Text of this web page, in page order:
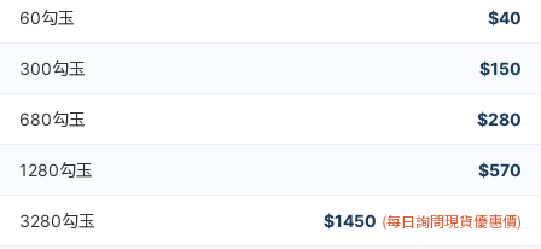
60勾玉 $40
300勾玉 $150
680勾玉 $280
1280勾玉 $570
3280勾玉 $1450 (每日詢問現貨優惠價)